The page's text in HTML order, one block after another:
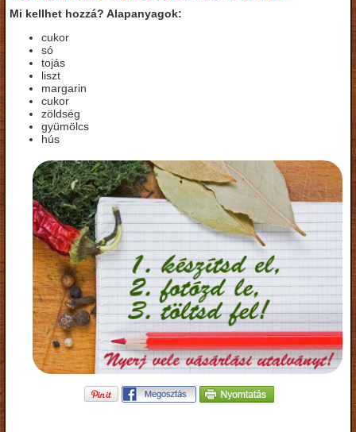
Mi kellhet hozzá? Alapanyagok:
cukor
só
tojás
liszt
margarin
cukor
zöldség
gyümölcs
hús